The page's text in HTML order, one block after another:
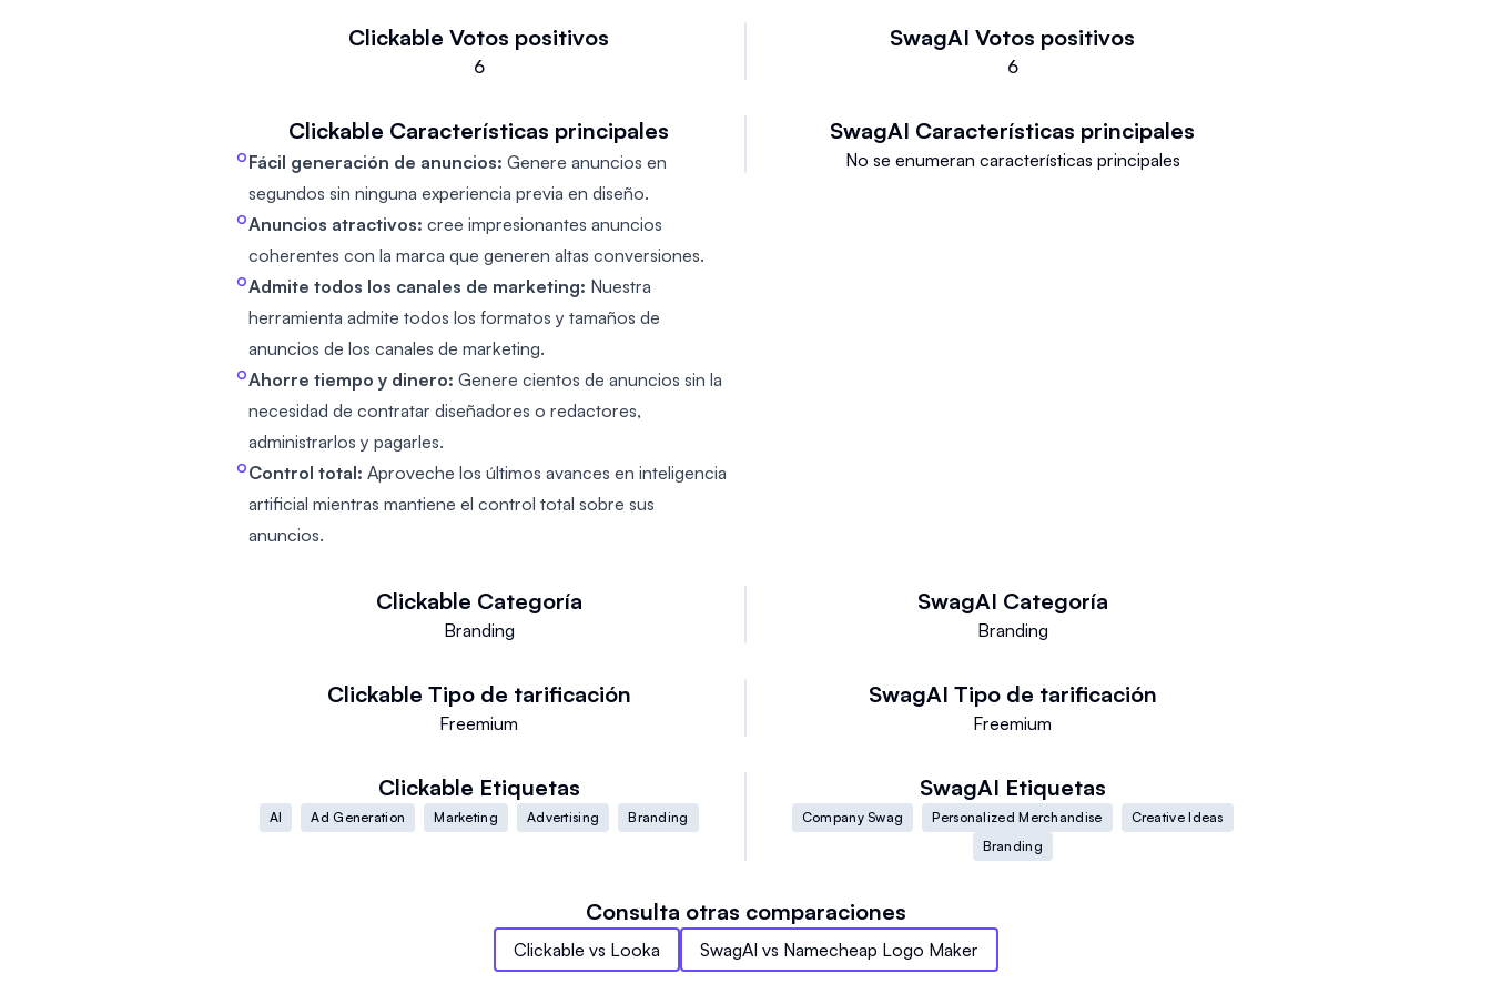
Clickable Votos positivos
6
SwagAI Votos positivos
6
Clickable Características principales
Fácil generación de anuncios: Genere anuncios en
segundos sin ninguna experiencia previa en diseño.
Anuncios atractivos: cree impresionantes anuncios
coherentes con la marca que generen altas conversiones.
Admite todos los canales de marketing: Nuestra
herramienta admite todos los formatos y tamaños de
anuncios de los canales de marketing.
Ahorre tiempo y dinero: Genere cientos de anuncios sin la
necesidad de contratar diseñadores o redactores,
administrarlos y pagarles.
Control total: Aproveche los últimos avances en inteligencia
artificial mientras mantiene el control total sobre sus
anuncios.
SwagAI Características principales
No se enumeran características principales
Clickable Categoría
Branding
SwagAI Categoría
Branding
Clickable Tipo de tarificación
Freemium
SwagAI Tipo de tarificación
Freemium
Clickable Etiquetas
AI Ad Generation Marketing Advertising Branding
SwagAI Etiquetas
Company Swag Personalized Merchandise
Creative Ideas
Branding
Consulta otras comparaciones
Clickable vs Looka SwagAI vs Namecheap Logo Maker